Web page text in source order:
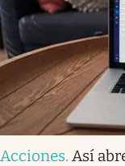
Acciones. Así